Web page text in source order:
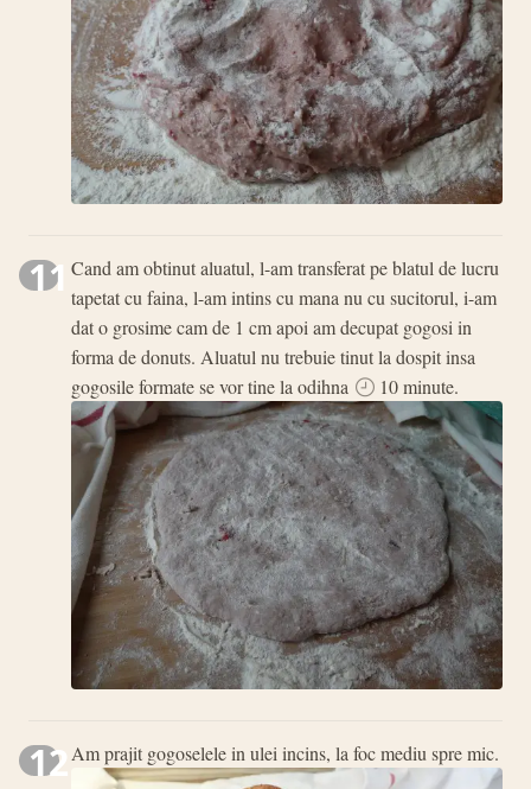
11 Cand am obtinut aluatul, l-am transferat pe blatul de lucru
tapetat cu faina, l-am intins cu mana nu cu sucitorul, i-am
dat o grosime cam de 1 cm apoi am decupat gogosi in
forma de donuts. Aluatul nu trebuie tinut la dospit insa
gogosile formate se vor tine la odihna
10 minute.
12Am prajit gogoselele in ulei incins, la foc mediu spre mic.